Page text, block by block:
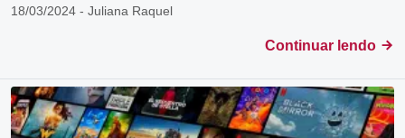
18/03/2024 - Juliana Raquel
Continuar lendo